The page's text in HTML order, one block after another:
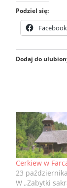
Podziel się:
Facebook
Dodaj do
Cerkiew w
23
W „Zabytki